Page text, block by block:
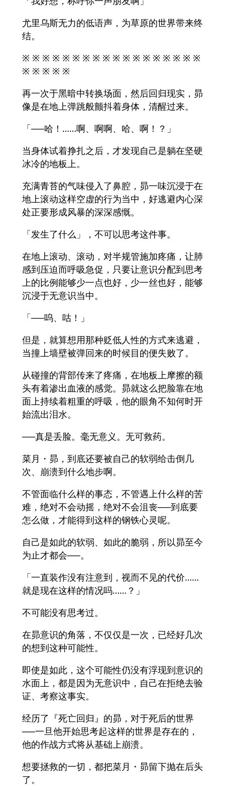
尤里乌斯无力的低语声，为草原的世界带来终
结。
※ ※ ※ ※ ※ ※ ※ ※ ※ ※ ※ ※ ※ ※ ※ ※ ※ ※
※ ※ ※ ※ ※
再一次于黑暗中转换场面，然后回归现实，昴
像是在地上弹跳般颤抖着身体，清醒过来。
「──哈！……啊、啊啊、哈、啊！？」
当身体试着挣扎之后，才发现自己是躺在坚硬
冰冷的地板上。
充满青苔的气味侵入了鼻腔，昴一味沉浸于在
地上滚动这样空虚的行为当中，好逃避内心深
处正要形成风暴的深深感慨。
「发生了什么」，不可以思考这件事。
在地上滚动、滚动，对半规管施加疼痛，让肺
感到压迫而呼吸急促，只要让意识分配到思考
上的比例能够少一点也好，少一丝也好，能够
沉浸于无意识当中。
「──呜、咕！」
但是，就算想用那种贬低人性的方式来逃避，
当撞上墙壁被弹回来的时候目的便失败了。
从碰撞的背部传来了疼痛，在地板上摩擦的额
头有着渗出血液的感觉。昴就这么把脸靠在地
面上持续着粗重的呼吸，他的眼角不知何时开
始流出泪水。
──真是丢脸。毫无意义。无可救药。
菜月・昴，到底还要被自己的软弱给击倒几
次、崩溃到什么地步啊。
不管面临什么样的事态，不管遇上什么样的苦
难，绝对不会动摇，绝对不会沮丧──到底要
怎么做，才能得到这样的钢铁心灵呢。
自己是如此的软弱、如此的脆弱，所以昴至今
为止才都会──。
「一直装作没有注意到，视而不见的代价……
就是现在这样的情况吗……？」
不可能没有思考过。
在昴意识的角落，不仅仅是一次，已经好几次
的想到这种可能性。
即使是如此，这个可能性仍没有浮现到意识的
水面上，都是因为无意识中，自己在拒绝去验
证、考察这事实。
经历了『死亡回归』的昴，对于死后的世界
──一旦他开始思考起这样的世界是存在的，
他的作战方式将从基础上崩溃。
想要拯救的一切，都把菜月・昴留下抛在后头
了。